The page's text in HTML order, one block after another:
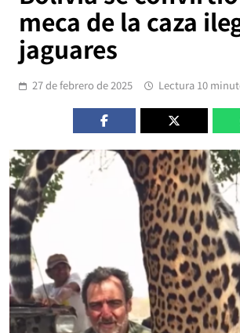
meca de la caza
jaguares
27 de febrero de 2025 Lectura 10